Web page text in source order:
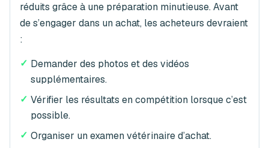
réduits grâce à une préparation minutieuse. Avant
de s’engager dans un achat, les acheteurs devraient
:
✓ Demander des photos et des vidéos
supplémentaires.
✓ Vérifier les résultats en compétition lorsque c’est
possible.
✓ Organiser un examen vétérinaire d’achat.